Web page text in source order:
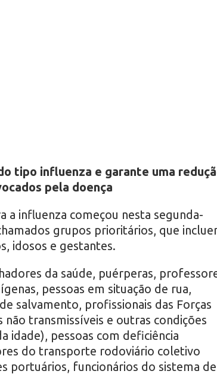
tipo influenza e garante uma
pela doença
a influenza começou nesta segunda-
grupos prioritários, que
idosos e gestantes.
da saúde, puérperas,
pessoas em situação de rua,
salvamento, profissionais das Forças
não transmissíveis e outras condições
idade), pessoas com deficiência
do transporte rodoviário coletivo
portuários, funcionários do sistema de